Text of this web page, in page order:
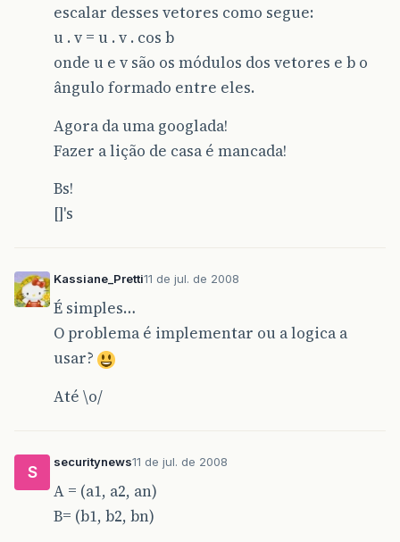
escalar desses vetores como segue:
u . v = u . v . cos b
onde u e v são os módulos dos vetores e b o
ângulo formado entre eles.
Agora da uma googlada!
Fazer a lição de casa é mancada!
Bs!
[]'s
Kassiane_Pretti11 de jul. de 2008
É simples…
O problema é implementar ou a logica a
usar?
Até \o/
S
securitynews11 de jul. de 2008
A = (a1, a2, an)
B= (b1, b2, bn)